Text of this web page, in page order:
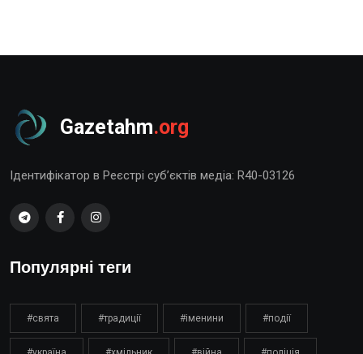
Gazetahm.org
Ідентифікатор в Реєстрі суб’єктів медіа: R40-03126
Популярні теги
#свята #традиції #іменини #події